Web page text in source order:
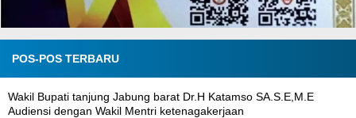
POS-POS TERBARU
Wakil Bupati tanjung Jabung barat Dr.H Katamso SA.S.E,M.E
Audiensi dengan Wakil Mentri ketenagakerjaan